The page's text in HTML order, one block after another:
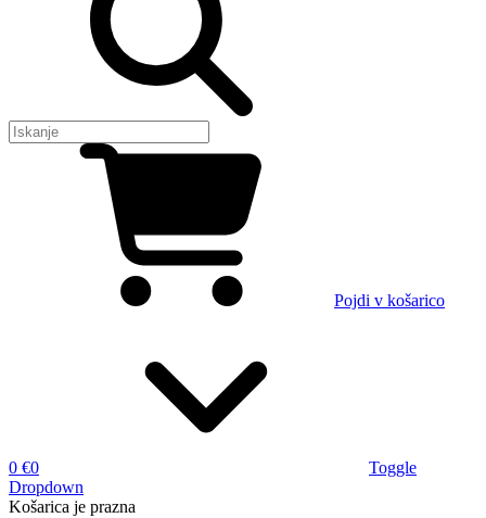
Pojdi v košarico
0 €0
Toggle
Dropdown
Košarica je prazna